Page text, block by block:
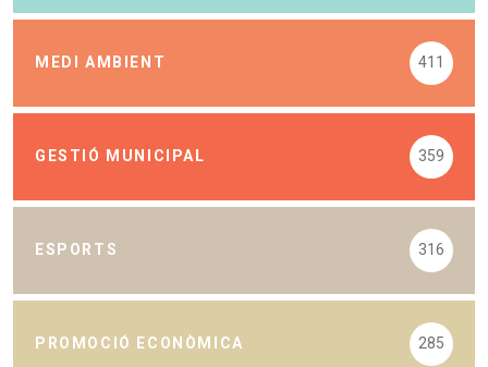
MEDI AMBIENT 411
GESTIÓ MUNICIPAL 359
ESPORTS 316
PROMOCIÓ ECONÒMICA 285